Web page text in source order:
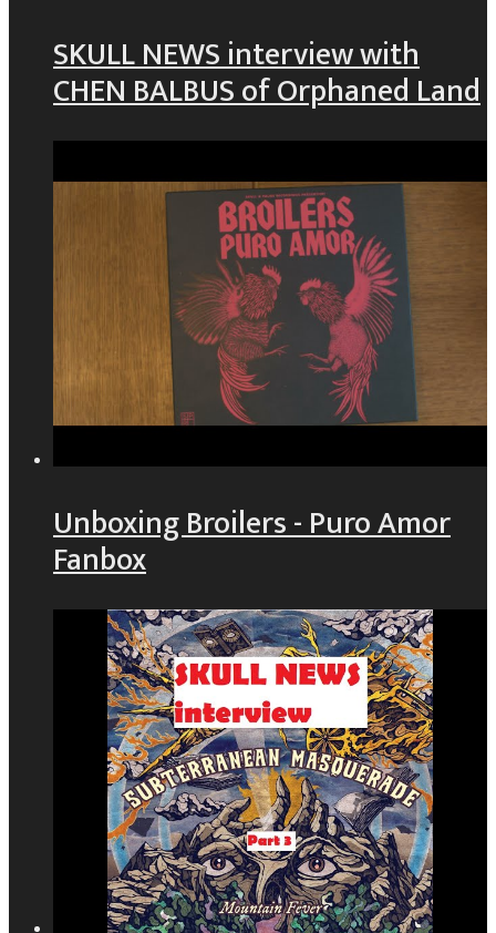
SKULL NEWS interview with
CHEN BALBUS of Orphaned Land
Unboxing Broilers - Puro Amor
Fanbox